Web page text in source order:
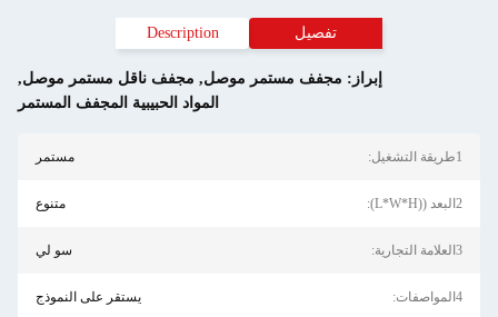
تفصيل Description
إبراز: مجفف مستمر موصل, مجفف ناقل مستمر موصل,
المواد الحبيبية المجفف المستمر
1طريقة التشغيل: مستمر
2البعد ((L*W*H): متنوع
3العلامة التجارية: سو لي
4المواصفات: يستقر على النموذج